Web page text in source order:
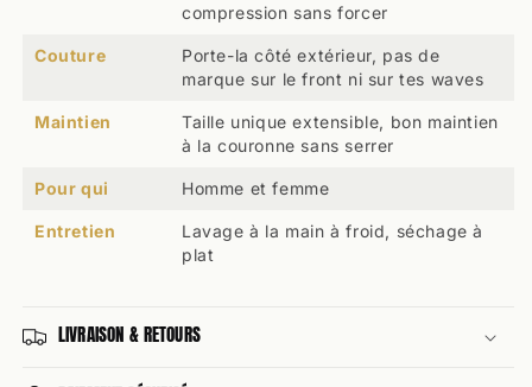
compression sans forcer
Couture
Porte-la côté extérieur, pas de
marque sur le front ni sur tes waves
Maintien
Taille unique extensible, bon maintien
à la couronne sans serrer
Pour qui Homme et femme
Entretien
Lavage à la main à froid, séchage à
plat
LIVRAISON & RETOURS